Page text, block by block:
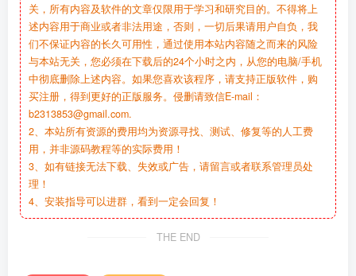
关，所有内容及软件的文章仅限用于学习和研究目的。不得将上
述内容用于商业或者非法用途，否则，一切后果请用户自负，我
们不保证内容的长久可用性，通过使用本站内容随之而来的风险
与本站无关，您必须在下载后的24个小时之内，从您的电脑/手机
中彻底删除上述内容。如果您喜欢该程序，请支持正版软件，购
买注册，得到更好的正版服务。侵删请致信E-mail：
b2313853@gmail.com.
2、本站所有资源的费用均为资源寻找、测试、修复等的人工费
用，并非源码教程等的实际费用！
3、如有链接无法下载、失效或广告，请留言或者联系管理员处
理！
4、安装指导可以进群，看到一定会回复！
THE END